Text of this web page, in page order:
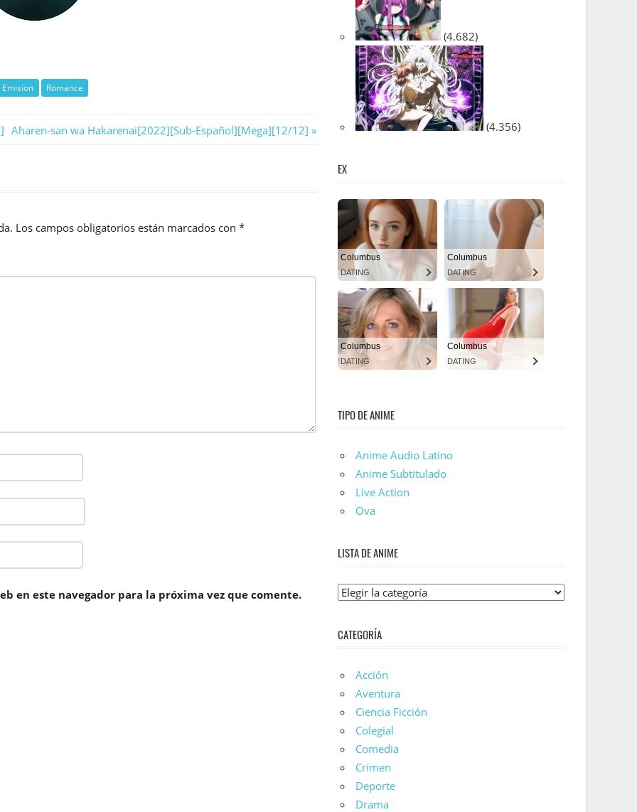
Emision Romance
Next
Aharen-san wa Hakarenai[2022][Sub-Español][Mega][12/12]
Los campos obligatorios están marcados con *
en este navegador para la próxima vez que comente.
(4.682)
(4.356)
EX
TIPO DE ANIME
Anime Audio Latino
Anime Subtitulado
Live Action
Ova
LISTA DE ANIME
Lista
Anime
CATEGORÍA
Acción
Aventura
Ciencia Ficción
Colegial
Comedia
Crimen
Deporte
Drama